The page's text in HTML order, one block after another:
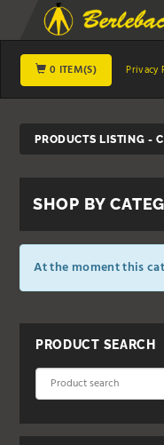
0 ITEM(S) Privacy
PRODUCTS LISTING -
SHOP BY
At the moment this
PRODUCT SEARCH